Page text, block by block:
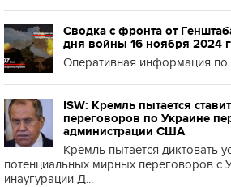
Сводка с фронта от
дня войны 16 ноября 2024
Оперативная информация по
ISW: Кремль пытается
переговоров по Украине
администрации США
Кремль пытается диктовать
потенциальных мирных переговоров с
инаугурации Д...